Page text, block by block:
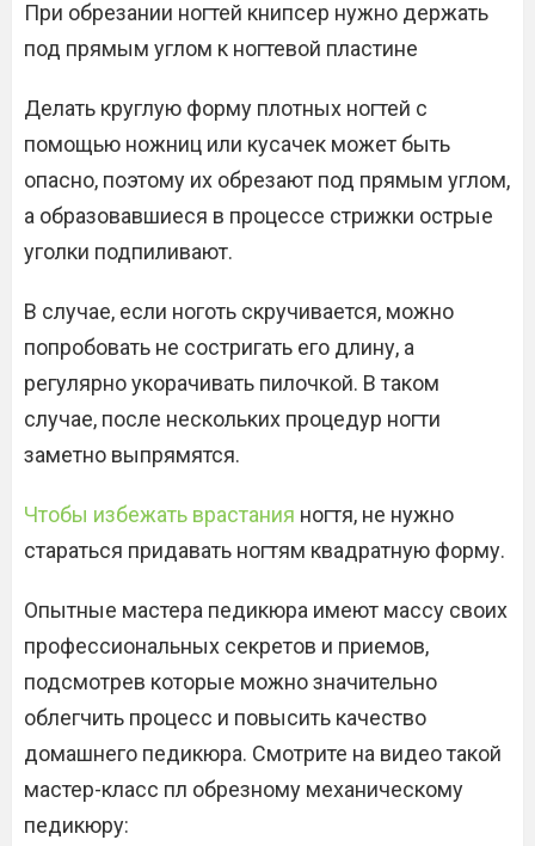
При обрезании ногтей книпсер нужно держать
под прямым углом к ногтевой пластине
Делать круглую форму плотных ногтей с
помощью ножниц или кусачек может быть
опасно, поэтому их обрезают под прямым углом,
а образовавшиеся в процессе стрижки острые
уголки подпиливают.
В случае, если ноготь скручивается, можно
попробовать не состригать его длину, а
регулярно укорачивать пилочкой. В таком
случае, после нескольких процедур ногти
заметно выпрямятся.
Чтобы избежать врастания ногтя, не нужно
стараться придавать ногтям квадратную форму.
Опытные мастера педикюра имеют массу своих
профессиональных секретов и приемов,
подсмотрев которые можно значительно
облегчить процесс и повысить качество
домашнего педикюра. Смотрите на видео такой
мастер-класс пл обрезному механическому
педикюру: